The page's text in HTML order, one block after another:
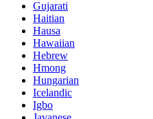
Gujarati
Haitian
Hausa
Hawaiian
Hebrew
Hmong
Hungarian
Icelandic
Igbo